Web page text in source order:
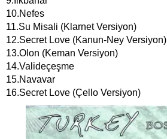
10.Nefes
11.Su Misali (Klarnet Versiyon)
12.Secret Love (Kanun-Ney Versiyon)
13.Olon (Keman Versiyon)
14.Valideçeşme
15.Navavar
16.Secret Love (Çello Versiyon)